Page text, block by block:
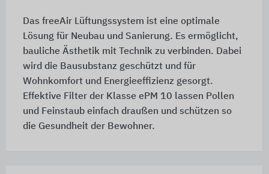
Das freeAir Lüftungssystem ist eine optimale
Lösung für Neubau und Sanierung. Es ermöglicht,
bauliche Ästhetik mit Technik zu verbinden. Dabei
wird die Bausubstanz geschützt und für
Wohnkomfort und Energieeffizienz gesorgt.
Effektive Filter der Klasse ePM 10 lassen Pollen
und Feinstaub einfach draußen und schützen so
die Gesundheit der Bewohner.